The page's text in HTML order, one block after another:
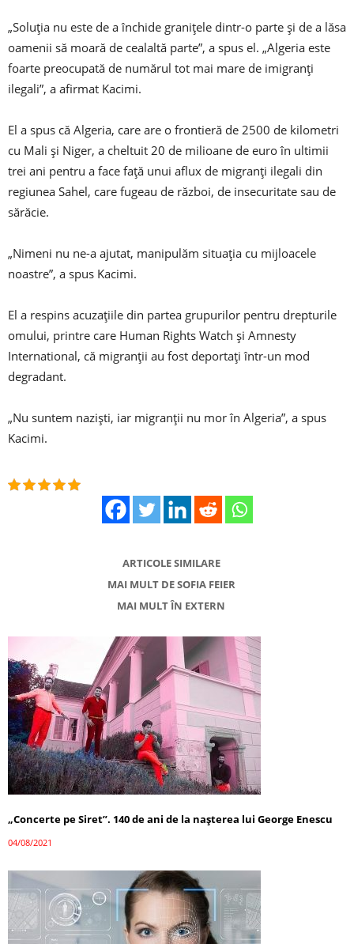
„Soluția nu este de a închide granițele dintr-o parte și de a lăsa
oamenii să moară de cealaltă parte”, a spus el. „Algeria este
foarte preocupată de numărul tot mai mare de imigranți
ilegali”, a afirmat Kacimi.
El a spus că Algeria, care are o frontieră de 2500 de kilometri
cu Mali și Niger, a cheltuit 20 de milioane de euro în ultimii
trei ani pentru a face față unui aflux de migranți ilegali din
regiunea Sahel, care fugeau de război, de insecuritate sau de
sărăcie.
„Nimeni nu ne-a ajutat, manipulăm situația cu mijloacele
noastre”, a spus Kacimi.
El a respins acuzațiile din partea grupurilor pentru drepturile
omului, printre care Human Rights Watch și Amnesty
International, că migranții au fost deportați într-un mod
degradant.
„Nu suntem naziști, iar migranții nu mor în Algeria”, a spus
Kacimi.
ARTICOLE SIMILARE
MAI MULT DE SOFIA FEIER
MAI MULT ÎN EXTERN
„Concerte pe Siret”. 140 de ani de la nașterea lui George Enescu
04/08/2021